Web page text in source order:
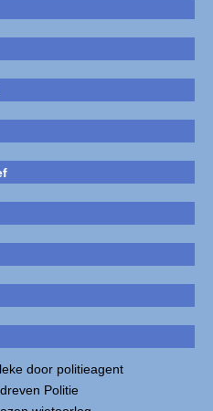
door politieagent
Politie